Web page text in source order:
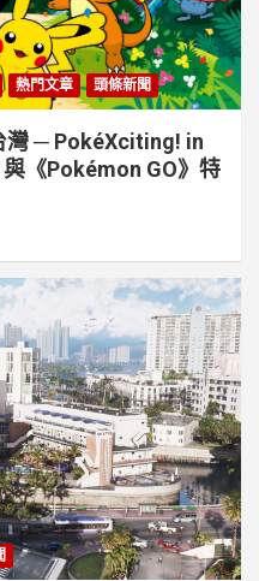
熱門文章 頭條新聞
灣 ─ PokéXciting! in
《Pokémon GO》特